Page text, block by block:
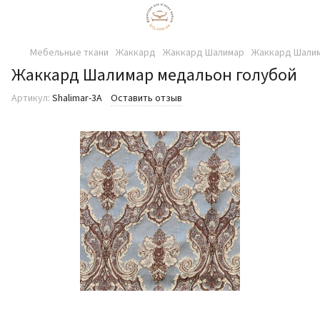
Мебельные ткани Жаккард Жаккард Шалимар Жаккард
Жаккард Шалимар медальон голубой
Артикул: Shalimar-3А Оставить отзыв